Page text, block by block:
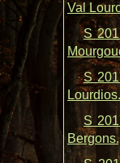
Val
S
S
S